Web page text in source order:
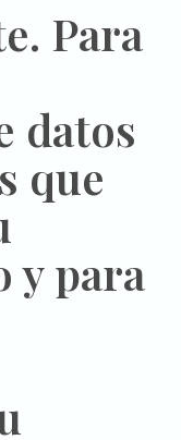
Para
datos
que
y para